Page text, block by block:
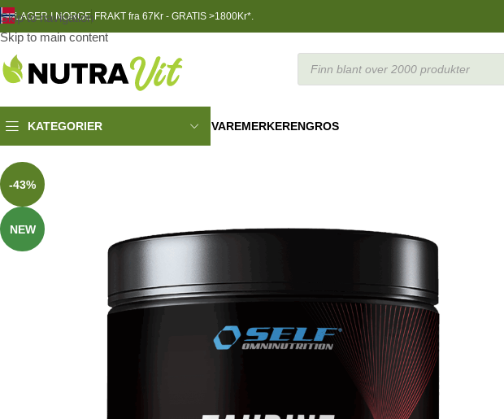
Skip to navigation
Skip to main content
LAGER I NORGEFRAKT fra 67Kr - GRATIS >1800Kr*.
KATEGORIER VAREMERKERENGROS
-43%
NEW